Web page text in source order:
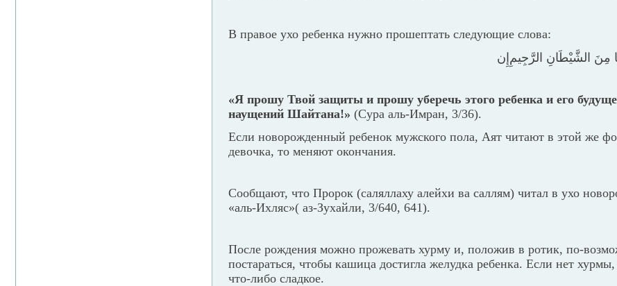
В правое ухо ребенка нужно прошептать следующие слова:
إِن مِنَ الشَّيْطَانِ الرَّجِيمِ
«Я прошу Твой защиты и прошу уберечь этого ребенка и его
наущений Шайтана!» (Сура аль-Имран, 3/36).
Если новорожденный ребенок мужского пола, Аят читают в этой же
девочка, то меняют окончания.
Сообщают, что Пророк (саляллаху алейхи ва саллям) читал в ухо
«аль-Ихляс»( аз-Зухайли, 3/640, 641).
После рождения можно прожевать хурму и, положив в ротик, по-
постараться, чтобы кашица достигла желудка ребенка. Если нет
что-либо сладкое.